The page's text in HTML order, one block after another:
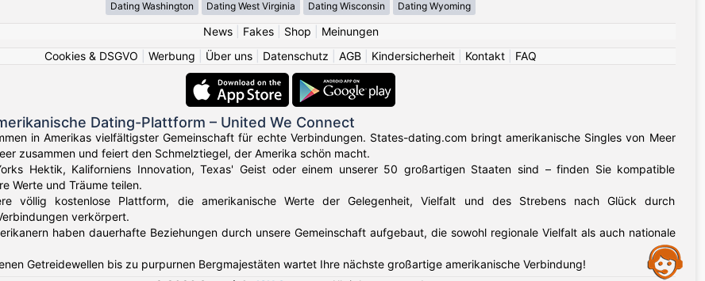
Dating Washington Dating West Virginia Dating Wisconsin Dating Wyoming
News| Fakes| Shop
Meinungen
Cookies & DSGVO
Werbung Über uns Datenschutz AGB Kindersicherheit Kontakt FAQ
Dating-Plattform – United We Connect
in Amerikas vielfältigster Gemeinschaft für echte Verbindungen. States-dating.com bringt amerikanische Singles von Meer
zusammen und feiert den Schmelztiegel, der Amerika schön macht.
Hektik, Kaliforniens Innovation, Texas' Geist oder einem unserer 50 großartigen Staaten sind – finden Sie kompatible
Werte und Träume teilen.
völlig kostenlose Plattform, die amerikanische Werte der Gelegenheit, Vielfalt und des Strebens nach Glück durch
verkörpert.
haben dauerhafte Beziehungen durch unsere Gemeinschaft aufgebaut, die sowohl regionale Vielfalt als auch nationale
Getreidewellen bis zu purpurnen Bergmajestäten wartet Ihre nächste großartige amerikanische Verbindung!